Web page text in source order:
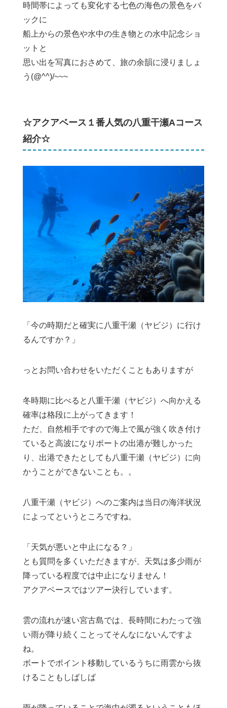
時間帯によっても変化する七色の海色の景色をバ
ックに
船上からの景色や水中の生き物との水中記念ショ
ットと
思い出を写真におさめて、旅の余韻に浸りましょ
う(@^^)/~~~
☆アクアベース１番人気の八重干瀬Aコース
紹介☆
「今の時期だと確実に八重干瀬（ヤビジ）に行け
るんですか？」
っとお問い合わせをいただくこともありますが
冬時期に比べると八重干瀬（ヤビジ）へ向かえる
確率は格段に上がってきます！
ただ、自然相手ですので海上で風が強く吹き付け
ていると高波になりボートの出港が難しかった
り、出港できたとしても八重干瀬（ヤビジ）に向
かうことができないことも。。
八重干瀬（ヤビジ）へのご案内は当日の海洋状況
によってというところですね。
「天気が悪いと中止になる？」
とも質問を多くいただきますが、天気は多少雨が
降っている程度では中止になりません！
アクアベースではツアー決行しています。
雲の流れが速い宮古島では、長時間にわたって強
い雨が降り続くことってそんなにないんですよ
ね。
ボートでポイント移動しているうちに雨雲から抜
けることもしばしば